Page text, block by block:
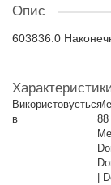
Опис
603836.0
Використовується
в
88
|